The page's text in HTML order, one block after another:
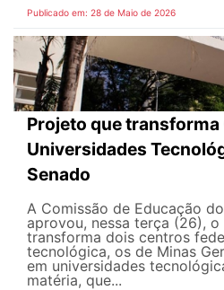
Publicado em: 28 de Maio de 2026
Projeto que transforma
Universidades
Senado
A Comissão de Educação
aprovou, nessa terça (26),
transforma dois centros
tecnológica, os de Minas
em universidades
matéria, que...